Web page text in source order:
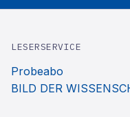
LESERSERVICE
Probeabo
BILD DER